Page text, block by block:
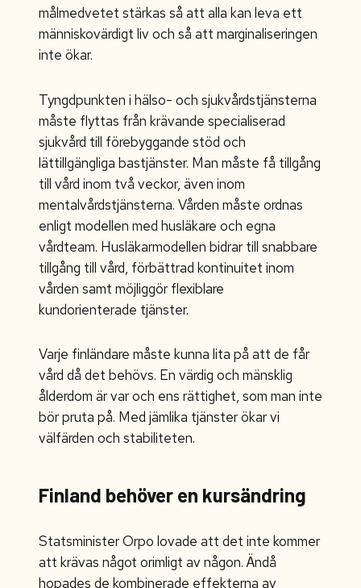
målmedvetet stärkas så att alla kan leva ett
människovärdigt liv och så att marginaliseringen
inte ökar.
Tyngdpunkten i hälso- och sjukvårdstjänsterna
måste flyttas från krävande specialiserad
sjukvård till förebyggande stöd och
lättillgängliga bastjänster. Man måste få tillgång
till vård inom två veckor, även inom
mentalvårdstjänsterna. Vården måste ordnas
enligt modellen med husläkare och egna
vårdteam. Husläkarmodellen bidrar till snabbare
tillgång till vård, förbättrad kontinuitet inom
vården samt möjliggör flexiblare
kundorienterade tjänster.
Varje finländare måste kunna lita på att de får
vård då det behövs. En värdig och mänsklig
ålderdom är var och ens rättighet, som man inte
bör pruta på. Med jämlika tjänster ökar vi
välfärden och stabiliteten.
Finland behöver en kursändring
Statsminister Orpo lovade att det inte kommer
att krävas något orimligt av någon. Ändå
hopades de kombinerade effekterna av